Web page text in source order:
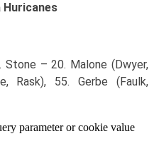
Huricanes
Stone – 20. Malone (Dwyer,
Rask), 55. Gerbe (Faulk,